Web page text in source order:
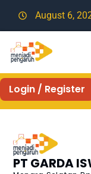
August 6,
Login / Register
PT GARDA